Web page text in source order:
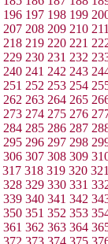
196 197 198 199
207 208 209 210
218 219 220 221
229 230 231 232
240 241 242 243
251 252 253 254
262 263 264 265
273 274 275 276
284 285 286 287
295 296 297 298
306 307 308 309
317 318 319 320
328 329 330 331
339 340 341 342
350 351 352 353
361 362 363 364